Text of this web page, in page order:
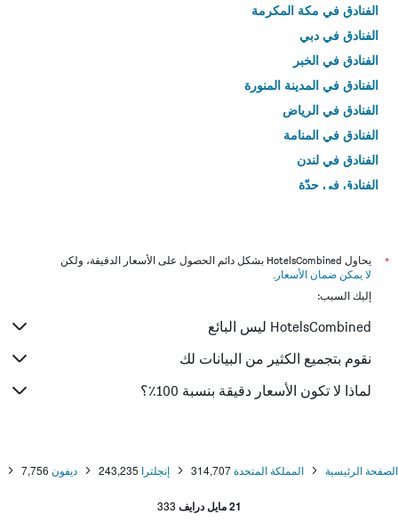
الفنادق في مكة المكرمة
الفنادق في دبي
الفنادق في الخبر
الفنادق في المدينة المنورة
الفنادق في الرياض
الفنادق في المنامة
الفنادق في لندن
الفنادق في جدّة
*
يحاول HotelsCombined بشكل دائم الحصول على الأسعار الدقيقة، ولكن
لا يمكن ضمان الأسعار .
إليك السبب:
HotelsCombined ليس البائع
نقوم بتجميع الكثير من البيانات لك
لماذا لا تكون الأسعار دقيقة بنسبة 100٪؟
الصفحة الرئيسية المملكة المتحدة314,707 إنجلترا 243,235 ديفون 7,756
21 مايل درايف 333